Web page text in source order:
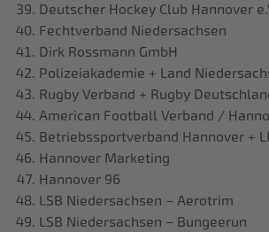
Deutscher Hockey Club Hannover
Fechtverband Niedersachsen
Dirk Rossmann GmbH
Polizeiakademie + Land
Rugby Verband + Rugby
American Football Verband /
Betriebssportverband Hannover +
Hannover Marketing
Hannover 96
LSB Niedersachsen – Aerotrim
LSB Niedersachsen – Bungeerun